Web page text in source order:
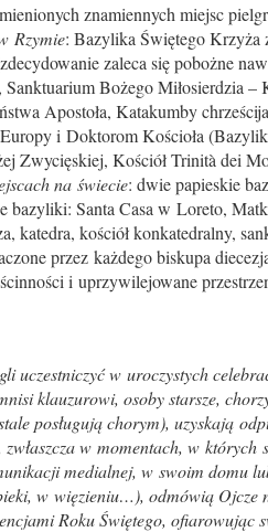
znamiennych miejsc
Rzymie: Bazylika Świętego Krzyża
zaleca się pobożne
Bożego Miłosierdzia –
Apostoła, Katakumby
i Doktorom Kościoła
Zwycięskiej, Kościół Trinità dei
na świecie: dwie papieskie
Santa Casa w Loreto,
katedra, kościół konkatedralny,
przez każdego biskupa
i uprzywilejowane
uczestniczyć w uroczystych
klauzurowi, osoby starsze,
posługują chorym), uzyskają
w momentach, w
medialnej, w swoim domu
w więzieniu…), odmówią Ojcze
Roku Świętego, ofiarowując